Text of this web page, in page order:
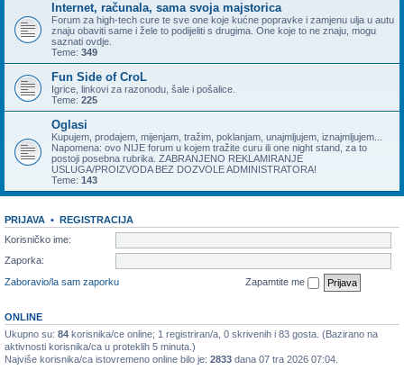
Internet, računala, sama svoja majstorica
Forum za high-tech cure te sve one koje kućne popravke i zamjenu ulja u autu
znaju obaviti same i žele to podijeliti s drugima. One koje to ne znaju, mogu
saznati ovdje.
Teme: 349
Fun Side of CroL
Igrice, linkovi za razonodu, šale i pošalice.
Teme: 225
Oglasi
Kupujem, prodajem, mijenjam, tražim, poklanjam, unajmljujem, iznajmljujem...
Napomena: ovo NIJE forum u kojem tražite curu ili one night stand, za to
postoji posebna rubrika. ZABRANJENO REKLAMIRANJE
USLUGA/PROIZVODA BEZ DOZVOLE ADMINISTRATORA!
Teme: 143
PRIJAVA • REGISTRACIJA
Korisničko ime:
Zaporka:
Zaboravio/la sam zaporku
Zapamtite me
ONLINE
Ukupno su: 84 korisnika/ce online; 1 registriran/a, 0 skrivenih i 83 gosta. (Bazirano na
aktivnosti korisnika/ca u proteklih 5 minuta.)
Najviše korisnika/ca istovremeno online bilo je: 2833 dana 07 tra 2026 07:04.